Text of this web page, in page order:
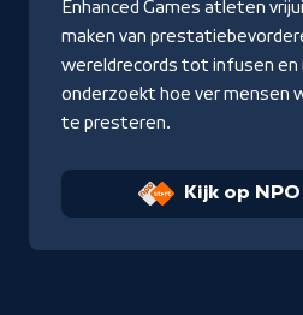
Enhanced Games atleten
maken van
wereldrecords tot infusen en
onderzoekt hoe ver mensen
te presteren.
Kijk op